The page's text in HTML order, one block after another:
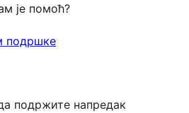
је помоћ?
подршке
подржите напредак